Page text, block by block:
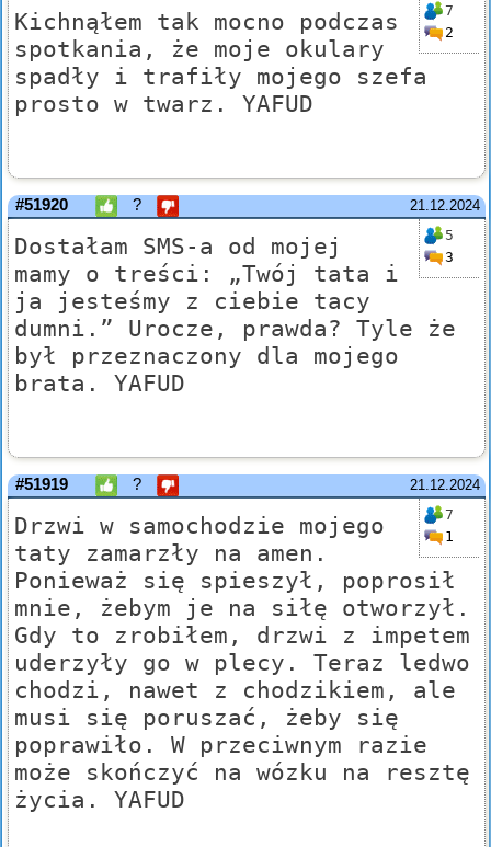
7
2
Kichnąłem tak mocno podczas
spotkania, że moje okulary
spadły i trafiły mojego szefa
prosto w twarz. YAFUD
21.12.2024
#51920 ?
5
3
Dostałam SMS-a od mojej
mamy o treści: „Twój tata i
ja jesteśmy z ciebie tacy
dumni.” Urocze, prawda? Tyle że
był przeznaczony dla mojego
brata. YAFUD
21.12.2024
#51919 ?
7
1
Drzwi w samochodzie mojego
taty zamarzły na amen.
Ponieważ się spieszył, poprosił
mnie, żebym je na siłę otworzył.
Gdy to zrobiłem, drzwi z impetem
uderzyły go w plecy. Teraz ledwo
chodzi, nawet z chodzikiem, ale
musi się poruszać, żeby się
poprawiło. W przeciwnym razie
może skończyć na wózku na resztę
życia. YAFUD